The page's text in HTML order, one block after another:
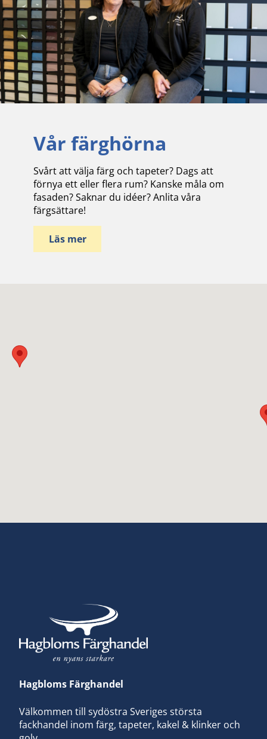
Vår färghörna
Svårt att välja färg och tapeter? Dags att
förnya ett eller flera rum? Kanske måla om
fasaden? Saknar du idéer? Anlita våra
färgsättare!
Läs mer
Hagbloms Färghandel
Välkommen till sydöstra Sveriges största
fackhandel inom färg, tapeter, kakel & klinker och